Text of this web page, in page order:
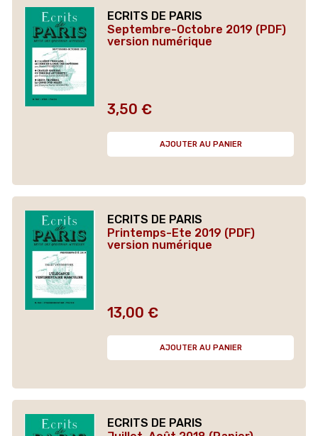
ECRITS DE PARIS
Septembre-Octobre 2019 (PDF)
version numérique
Prix
3,50 €
AJOUTER AU PANIER
ECRITS DE PARIS
Printemps-Ete 2019 (PDF)
version numérique
Prix
13,00 €
AJOUTER AU PANIER
ECRITS DE PARIS